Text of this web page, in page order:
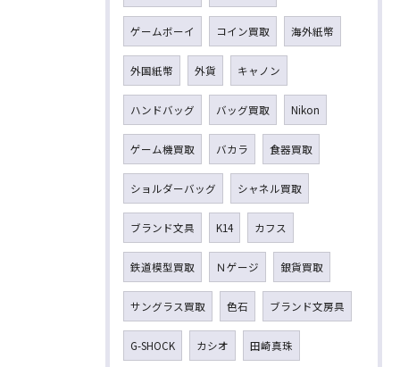
ゲームボーイ コイン買取 海外紙幣
外国紙幣 外貨 キャノン
ハンドバッグ バッグ買取 Nikon
ゲーム機買取 バカラ 食器買取
ショルダーバッグ シャネル買取
ブランド文具 K14 カフス
鉄道模型買取 Ｎゲージ 銀貨買取
サングラス買取 色石 ブランド文房具
G-SHOCK カシオ 田崎真珠